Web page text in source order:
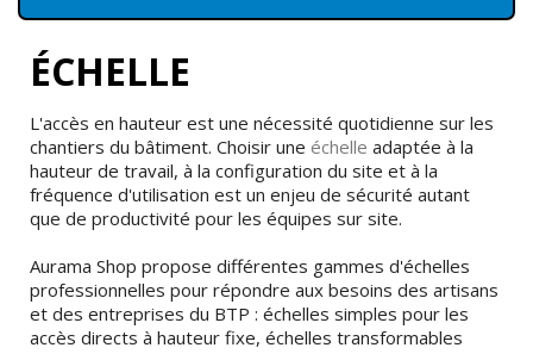
ÉCHELLE
L'accès en hauteur est une nécessité quotidienne sur les
chantiers du bâtiment. Choisir une échelle adaptée à la
hauteur de travail, à la configuration du site et à la
fréquence d'utilisation est un enjeu de sécurité autant
que de productivité pour les équipes sur site.
Aurama Shop propose différentes gammes d'échelles
professionnelles pour répondre aux besoins des artisans
et des entreprises du BTP : échelles simples pour les
accès directs à hauteur fixe, échelles transformables